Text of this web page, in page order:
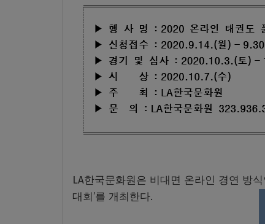
LA한국문화원은 비대면 온라인 경연 방
대회’를 개최한다.